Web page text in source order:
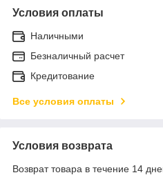
Условия оплаты
Наличными
Безналичный расчет
Кредитование
Все условия оплаты
Условия возврата
Возврат товара в течение 14